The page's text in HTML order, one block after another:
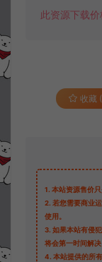
此资源下载价
收藏
1. 本站资源售价
2. 若您需要商业
使用。
3. 如果本站有侵
将会第一时间解决
4. 本站提供的所